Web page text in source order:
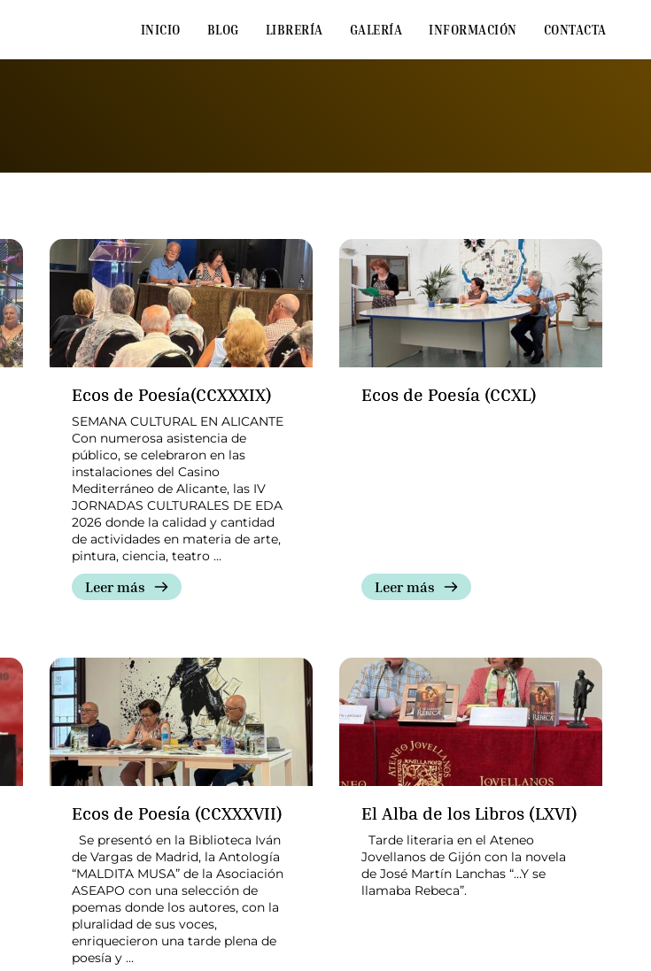
INICIO BLOG LIBRERÍA GALERÍA INFORMACIÓN CONTACTA
Ecos de Poesía(CCXXXIX)
SEMANA CULTURAL EN ALICANTE
Con numerosa asistencia de
público, se celebraron en las
instalaciones del Casino
Mediterráneo de Alicante, las IV
JORNADAS CULTURALES DE EDA
2026 donde la calidad y cantidad
de actividades en materia de arte,
pintura, ciencia, teatro …
Leer más
Ecos de Poesía (CCXL)
Leer más
Ecos de Poesía (CCXXXVII)
Se presentó en la Biblioteca Iván
de Vargas de Madrid, la Antología
“MALDITA MUSA” de la Asociación
ASEAPO con una selección de
poemas donde los autores, con la
pluralidad de sus voces,
enriquecieron una tarde plena de
poesía y …
El Alba de los Libros (LXVI)
Tarde literaria en el Ateneo
Jovellanos de Gijón con la novela
de José Martín Lanchas “…Y se
llamaba Rebeca”.